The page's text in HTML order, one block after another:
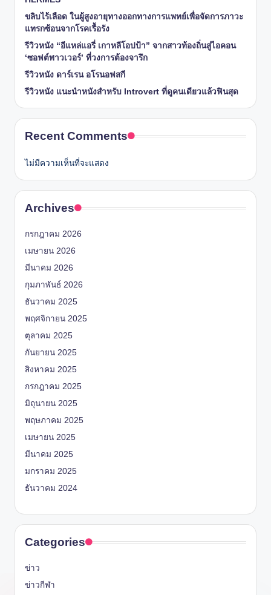
ขลิบไร้เลือด ในผู้สูงอายุทางออกทางการแพทย์เพื่อจัดการภาวะ
แทรกซ้อนจากโรคเรื้อรัง
รีวิวหนัง “อีแหล่แอรี่ เกาหลีโอปป้า” จากสาวท้องถิ่นสู่ไอคอน
‘ซอฟต์พาวเวอร์’ ที่วงการต้องจารึก
รีวิวหนัง ดาร์เรน อโรนอฟสกี
รีวิวหนัง แนะนำหนังสำหรับ Introvert ที่ดูคนเดียวแล้วฟินสุด
Recent Comments
ไม่มีความเห็นที่จะแสดง
Archives
กรกฎาคม 2026
เมษายน 2026
มีนาคม 2026
กุมภาพันธ์ 2026
ธันวาคม 2025
พฤศจิกายน 2025
ตุลาคม 2025
กันยายน 2025
สิงหาคม 2025
กรกฎาคม 2025
มิถุนายน 2025
พฤษภาคม 2025
เมษายน 2025
มีนาคม 2025
มกราคม 2025
ธันวาคม 2024
Categories
ข่าว
ข่าวกีฬา